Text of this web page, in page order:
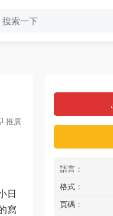
推廣
日
寫
語言：
格式：
頁碼：